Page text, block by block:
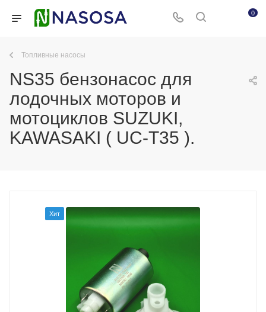
0
Топливные насосы
NS35 бензонасос для
лодочных моторов и
мотоциклов SUZUKI,
KAWASAKI ( UC-T35 ).
Хит